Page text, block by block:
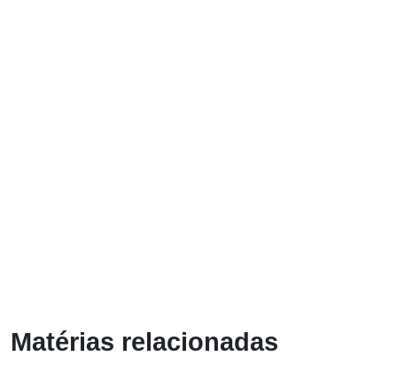
Matérias relacionadas